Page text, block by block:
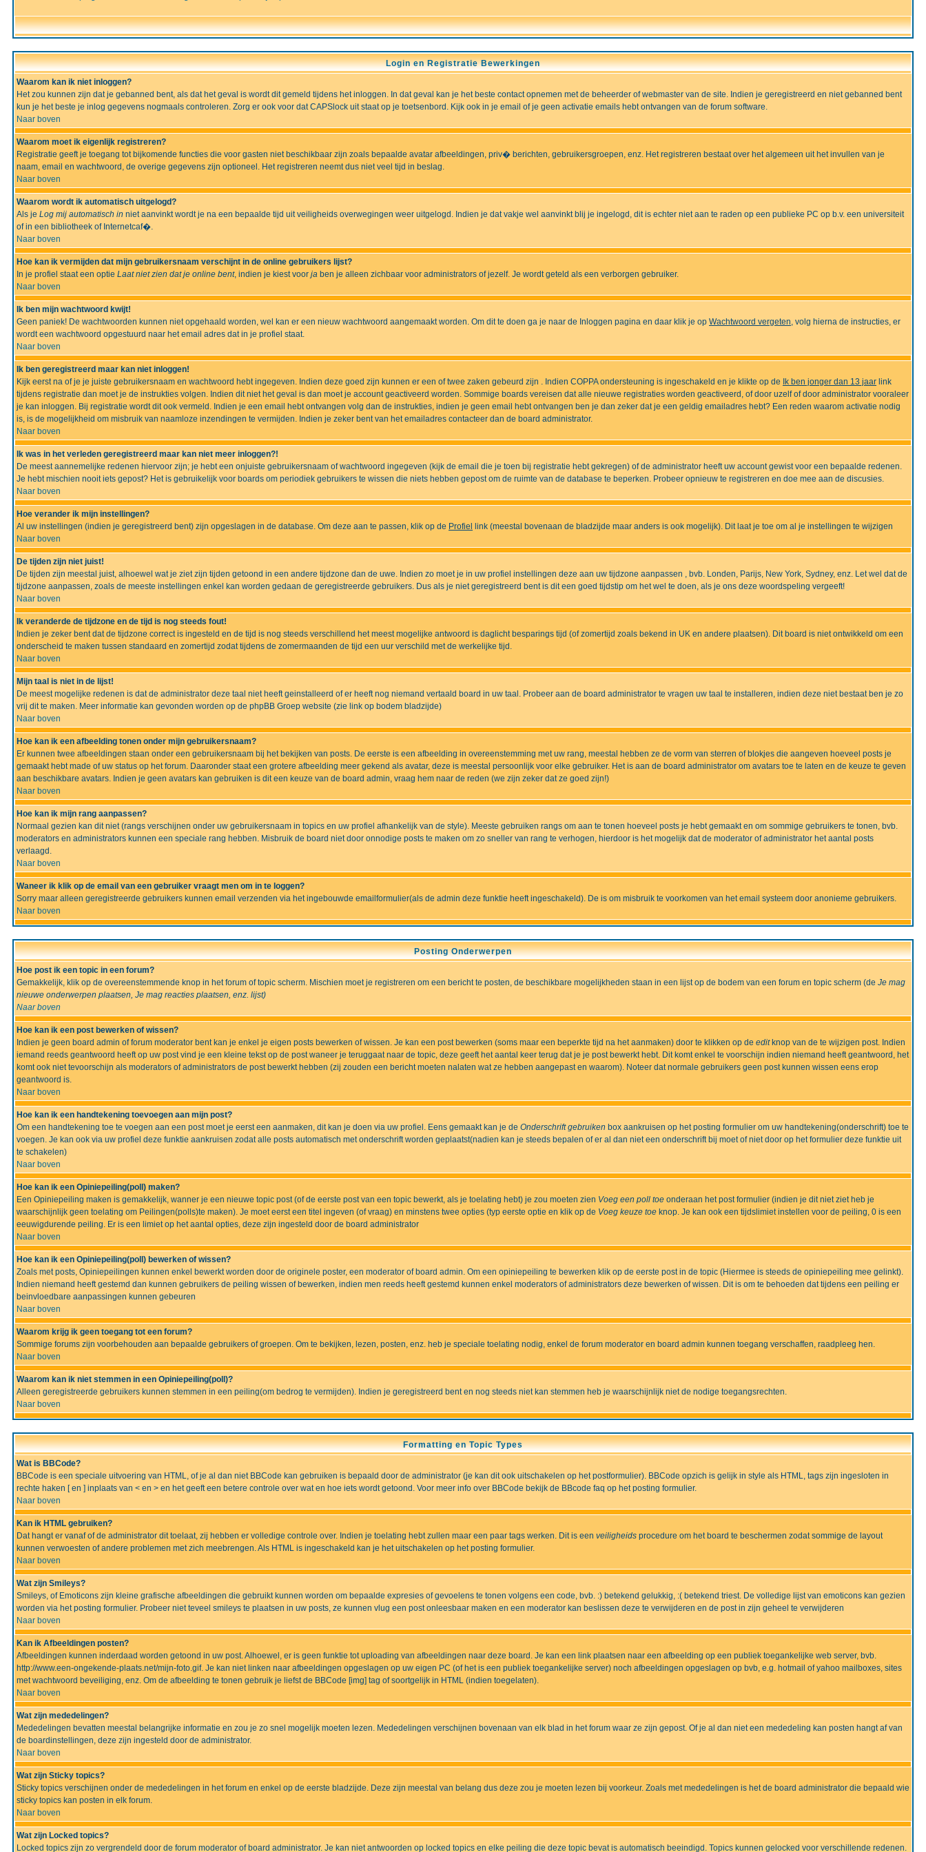
Login en Registratie Bewerkingen
Waarom kan ik niet inloggen?
Het zou kunnen zijn dat je gebanned bent, als dat het geval is wordt dit gemeld tijdens het inloggen. In dat geval kan je het beste contact opnemen met de beheerder of webmaster van de site. Indien je geregistreerd en niet gebanned bent
kun je het beste je inlog gegevens nogmaals controleren. Zorg er ook voor dat CAPSlock uit staat op je toetsenbord. Kijk ook in je email of je geen activatie emails hebt ontvangen van de forum software.
Naar boven
Waarom moet ik eigenlijk registreren?
Registratie geeft je toegang tot bijkomende functies die voor gasten niet beschikbaar zijn zoals bepaalde avatar afbeeldingen, priv� berichten, gebruikersgroepen, enz. Het registreren bestaat over het algemeen uit het invullen van je
naam, email en wachtwoord, de overige gegevens zijn optioneel. Het registreren neemt dus niet veel tijd in beslag.
Naar boven
Waarom wordt ik automatisch uitgelogd?
Als je Log mij automatisch in niet aanvinkt wordt je na een bepaalde tijd uit veiligheids overwegingen weer uitgelogd. Indien je dat vakje wel aanvinkt blij je ingelogd, dit is echter niet aan te raden op een publieke PC op b.v. een universiteit
of in een bibliotheek of Internetcaf�.
Naar boven
Hoe kan ik vermijden dat mijn gebruikersnaam verschijnt in de online gebruikers lijst?
In je profiel staat een optie Laat niet zien dat je online bent, indien je kiest voor ja ben je alleen zichbaar voor administrators of jezelf. Je wordt geteld als een verborgen gebruiker.
Naar boven
Ik ben mijn wachtwoord kwijt!
Geen paniek! De wachtwoorden kunnen niet opgehaald worden, wel kan er een nieuw wachtwoord aangemaakt worden. Om dit te doen ga je naar de Inloggen pagina en daar klik je op Wachtwoord vergeten, volg hierna de instructies, er
wordt een wachtwoord opgestuurd naar het email adres dat in je profiel staat.
Naar boven
Ik ben geregistreerd maar kan niet inloggen!
Kijk eerst na of je je juiste gebruikersnaam en wachtwoord hebt ingegeven. Indien deze goed zijn kunnen er een of twee zaken gebeurd zijn . Indien COPPA ondersteuning is ingeschakeld en je klikte op de Ik ben jonger dan 13 jaar link
tijdens registratie dan moet je de instrukties volgen. Indien dit niet het geval is dan moet je account geactiveerd worden. Sommige boards vereisen dat alle nieuwe registraties worden geactiveerd, of door uzelf of door administrator vooraleer
je kan inloggen. Bij registratie wordt dit ook vermeld. Indien je een email hebt ontvangen volg dan de instrukties, indien je geen email hebt ontvangen ben je dan zeker dat je een geldig emailadres hebt? Een reden waarom activatie nodig
is, is de mogelijkheid om misbruik van naamloze inzendingen te vermijden. Indien je zeker bent van het emailadres contacteer dan de board administrator.
Naar boven
Ik was in het verleden geregistreerd maar kan niet meer inloggen?!
De meest aannemelijke redenen hiervoor zijn; je hebt een onjuiste gebruikersnaam of wachtwoord ingegeven (kijk de email die je toen bij registratie hebt gekregen) of de administrator heeft uw account gewist voor een bepaalde redenen.
Je hebt mischien nooit iets gepost? Het is gebruikelijk voor boards om periodiek gebruikers te wissen die niets hebben gepost om de ruimte van de database te beperken. Probeer opnieuw te registreren en doe mee aan de discusies.
Naar boven
Hoe verander ik mijn instellingen?
Al uw instellingen (indien je geregistreerd bent) zijn opgeslagen in de database. Om deze aan te passen, klik op de Profiel
link (meestal bovenaan de bladzijde maar anders is ook mogelijk). Dit laat je toe om al je instellingen te wijzigen
Naar boven
De tijden zijn niet juist!
De tijden zijn meestal juist, alhoewel wat je ziet zijn tijden getoond in een andere tijdzone dan de uwe. Indien zo moet je in uw profiel instellingen deze aan uw tijdzone aanpassen , bvb. Londen, Parijs, New York, Sydney, enz. Let wel dat de
tijdzone aanpassen, zoals de meeste instellingen enkel kan worden gedaan de geregistreerde gebruikers. Dus als je niet geregistreerd bent is dit een goed tijdstip om het wel te doen, als je ons deze woordspeling vergeeft!
Naar boven
Ik veranderde de tijdzone en de tijd is nog steeds fout!
Indien je zeker bent dat de tijdzone correct is ingesteld en de tijd is nog steeds verschillend het meest mogelijke antwoord is daglicht besparings tijd (of zomertijd zoals bekend in UK en andere plaatsen). Dit board is niet ontwikkeld om een
onderscheid te maken tussen standaard en zomertijd zodat tijdens de zomermaanden de tijd een uur verschild met de werkelijke tijd.
Naar boven
Mijn taal is niet in de lijst!
De meest mogelijke redenen is dat de administrator deze taal niet heeft geinstalleerd of er heeft nog niemand vertaald board in uw taal. Probeer aan de board administrator te vragen uw taal te installeren, indien deze niet bestaat ben je zo
vrij dit te maken. Meer informatie kan gevonden worden op de phpBB Groep website (zie link op bodem bladzijde)
Naar boven
Hoe kan ik een afbeelding tonen onder mijn gebruikersnaam?
Er kunnen twee afbeeldingen staan onder een gebruikersnaam bij het bekijken van posts. De eerste is een afbeelding in overeenstemming met uw rang, meestal hebben ze de vorm van sterren of blokjes die aangeven hoeveel posts je
gemaakt hebt made of uw status op het forum. Daaronder staat een grotere afbeelding meer gekend als avatar, deze is meestal persoonlijk voor elke gebruiker. Het is aan de board administrator om avatars toe te laten en de keuze te geven
aan beschikbare avatars. Indien je geen avatars kan gebruiken is dit een keuze van de board admin, vraag hem naar de reden (we zijn zeker dat ze goed zijn!)
Naar boven
Hoe kan ik mijn rang aanpassen?
Normaal gezien kan dit niet (rangs verschijnen onder uw gebruikersnaam in topics en uw profiel afhankelijk van de style). Meeste gebruiken rangs om aan te tonen hoeveel posts je hebt gemaakt en om sommige gebruikers te tonen, bvb.
moderators en administrators kunnen een speciale rang hebben. Misbruik de board niet door onnodige posts te maken om zo sneller van rang te verhogen, hierdoor is het mogelijk dat de moderator of administrator het aantal posts
verlaagd.
Naar boven
Waneer ik klik op de email van een gebruiker vraagt men om in te loggen?
Sorry maar alleen geregistreerde gebruikers kunnen email verzenden via het ingebouwde emailformulier(als de admin deze funktie heeft ingeschakeld). De is om misbruik te voorkomen van het email systeem door anonieme gebruikers.
Naar boven
Posting Onderwerpen
Hoe post ik een topic in een forum?
Gemakkelijk, klik op de overeenstemmende knop in het forum of topic scherm. Mischien moet je registreren om een bericht te posten, de beschikbare mogelijkheden staan in een lijst op de bodem van een forum en topic scherm (de Je mag
nieuwe onderwerpen plaatsen, Je mag reacties plaatsen, enz. lijst)
Naar boven
Hoe kan ik een post bewerken of wissen?
Indien je geen board admin of forum moderator bent kan je enkel je eigen posts bewerken of wissen. Je kan een post bewerken (soms maar een beperkte tijd na het aanmaken) door te klikken op de editknop van de te wijzigen post. Indien
iemand reeds geantwoord heeft op uw post vind je een kleine tekst op de post waneer je teruggaat naar de topic, deze geeft het aantal keer terug dat je je post bewerkt hebt. Dit komt enkel te voorschijn indien niemand heeft geantwoord, het
komt ook niet tevoorschijn als moderators of administrators de post bewerkt hebben (zij zouden een bericht moeten nalaten wat ze hebben aangepast en waarom). Noteer dat normale gebruikers geen post kunnen wissen eens erop
geantwoord is.
Naar boven
Hoe kan ik een handtekening toevoegen aan mijn post?
Om een handtekening toe te voegen aan een post moet je eerst een aanmaken, dit kan je doen via uw profiel. Eens gemaakt kan je de Onderschrift gebruiken box aankruisen op het posting formulier om uw handtekening(onderschrift) toe te
voegen. Je kan ook via uw profiel deze funktie aankruisen zodat alle posts automatisch met onderschrift worden geplaatst(nadien kan je steeds bepalen of er al dan niet een onderschrift bij moet of niet door op het formulier deze funktie uit
te schakelen)
Naar boven
Hoe kan ik een Opiniepeiling(poll) maken?
Een Opiniepeiling maken is gemakkelijk, wanner je een nieuwe topic post (of de eerste post van een topic bewerkt, als je toelating hebt) je zou moeten zien Voeg een poll toe onderaan het post formulier (indien je dit niet ziet heb je
waarschijnlijk geen toelating om Peilingen(polls)te maken). Je moet eerst een titel ingeven (of vraag) en minstens twee opties (typ eerste optie en klik op de Voeg keuze toe knop. Je kan ook een tijdslimiet instellen voor de peiling, 0 is een
eeuwigdurende peiling. Er is een limiet op het aantal opties, deze zijn ingesteld door de board administrator
Naar boven
Hoe kan ik een Opiniepeiling(poll) bewerken of wissen?
Zoals met posts, Opiniepeilingen kunnen enkel bewerkt worden door de originele poster, een moderator of board admin. Om een opiniepeiling te bewerken klik op de eerste post in de topic (Hiermee is steeds de opiniepeiling mee gelinkt).
Indien niemand heeft gestemd dan kunnen gebruikers de peiling wissen of bewerken, indien men reeds heeft gestemd kunnen enkel moderators of administrators deze bewerken of wissen. Dit is om te behoeden dat tijdens een peiling er
beinvloedbare aanpassingen kunnen gebeuren
Naar boven
Waarom krijg ik geen toegang tot een forum?
Sommige forums zijn voorbehouden aan bepaalde gebruikers of groepen. Om te bekijken, lezen, posten, enz. heb je speciale toelating nodig, enkel de forum moderator en board admin kunnen toegang verschaffen, raadpleeg hen.
Naar boven
Waarom kan ik niet stemmen in een Opiniepeiling(poll)?
Alleen geregistreerde gebruikers kunnen stemmen in een peiling(om bedrog te vermijden). Indien je geregistreerd bent en nog steeds niet kan stemmen heb je waarschijnlijk niet de nodige toegangsrechten.
Naar boven
Formatting en Topic Types
Wat is BBCode?
BBCode is een speciale uitvoering van HTML, of je al dan niet BBCode kan gebruiken is bepaald door de administrator (je kan dit ook uitschakelen op het postformulier). BBCode opzich is gelijk in style als HTML, tags zijn ingesloten in
rechte haken [ en ] inplaats van < en > en het geeft een betere controle over wat en hoe iets wordt getoond. Voor meer info over BBCode bekijk de BBcode faq op het posting formulier.
Naar boven
Kan ik HTML gebruiken?
Dat hangt er vanaf of de administrator dit toelaat, zij hebben er volledige controle over. Indien je toelating hebt zullen maar een paar tags werken. Dit is een veiligheids procedure om het board te beschermen zodat sommige de layout
kunnen verwoesten of andere problemen met zich meebrengen. Als HTML is ingeschakeld kan je het uitschakelen op het posting formulier.
Naar boven
Wat zijn Smileys?
Smileys, of Emoticons zijn kleine grafische afbeeldingen die gebruikt kunnen worden om bepaalde expresies of gevoelens te tonen volgens een code, bvb. :) betekend gelukkig, :( betekend triest. De volledige lijst van emoticons kan gezien
worden via het posting formulier. Probeer niet teveel smileys te plaatsen in uw posts, ze kunnen vlug een post onleesbaar maken en een moderator kan beslissen deze te verwijderen en de post in zijn geheel te verwijderen
Naar boven
Kan ik Afbeeldingen posten?
Afbeeldingen kunnen inderdaad worden getoond in uw post. Alhoewel, er is geen funktie tot uploading van afbeeldingen naar deze board. Je kan een link plaatsen naar een afbeelding op een publiek toegankelijke web server, bvb.
http://www.een-ongekende-plaats.net/mijn-foto.gif. Je kan niet linken naar afbeeldingen opgeslagen op uw eigen PC (of het is een publiek toegankelijke server) noch afbeeldingen opgeslagen op bvb, e.g. hotmail of yahoo mailboxes, sites
met wachtwoord beveiliging, enz. Om de afbeelding te tonen gebruik je liefst de BBCode [img] tag of soortgelijk in HTML (indien toegelaten).
Naar boven
Wat zijn mededelingen?
Mededelingen bevatten meestal belangrijke informatie en zou je zo snel mogelijk moeten lezen. Mededelingen verschijnen bovenaan van elk blad in het forum waar ze zijn gepost. Of je al dan niet een mededeling kan posten hangt af van
de boardinstellingen, deze zijn ingesteld door de administrator.
Naar boven
Wat zijn Sticky topics?
Sticky topics verschijnen onder de mededelingen in het forum en enkel op de eerste bladzijde. Deze zijn meestal van belang dus deze zou je moeten lezen bij voorkeur. Zoals met mededelingen is het de board administrator die bepaald wie
sticky topics kan posten in elk forum.
Naar boven
Wat zijn Locked topics?
Locked topics zijn zo vergrendeld door de forum moderator of board administrator. Je kan niet antwoorden op locked topics en elke peiling die deze topic bevat is automatisch beeindigd. Topics kunnen gelocked voor verschillende redenen.